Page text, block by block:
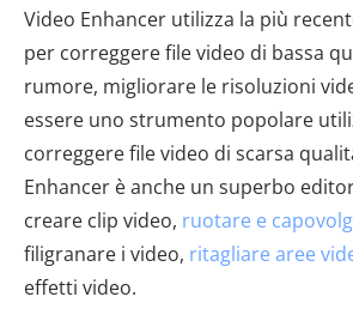
Video Enhancer utilizza la più
per correggere file video di bassa
rumore, migliorare le risoluzioni
essere uno strumento popolare
correggere file video di scarsa
Enhancer è anche un superbo
creare clip video, ruotare e
filigranare i video, ritagliare aree
effetti video.